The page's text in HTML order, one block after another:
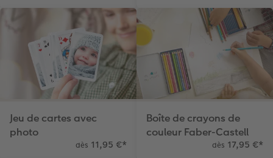
Jeu de cartes avec
photo
dès 11,95 €*
Boîte de crayons de
couleur Faber-Castell
dès 17,95 €*